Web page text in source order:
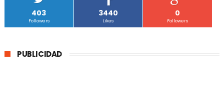
403
Followers
3440
Likes
0
Followers
PUBLICIDAD